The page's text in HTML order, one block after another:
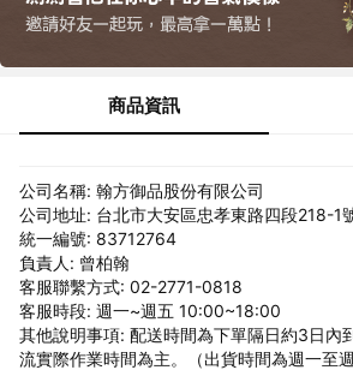
商品資訊
公司名稱: 翰方御品股份有限公司
公司地址: 台北市大安區忠孝東路四段218-1
統一編號: 83712764
負責人: 曾柏翰
客服聯繫方式: 02-2771-0818
客服時段: 週一~週五 10:00~18:00
其他說明事項: 配送時間為下單隔日約3日內
流實際作業時間為主。（出貨時間為週一至